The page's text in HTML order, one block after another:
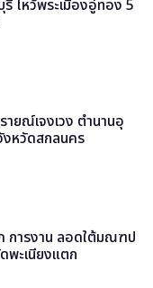
ไหว้พระเมืองอู่ทอง 5
ายณ์เจงเวง ตำนานอุ
หวัดสกลนคร
การงาน ลอดใต้มณฑป
พะเนียงแตก